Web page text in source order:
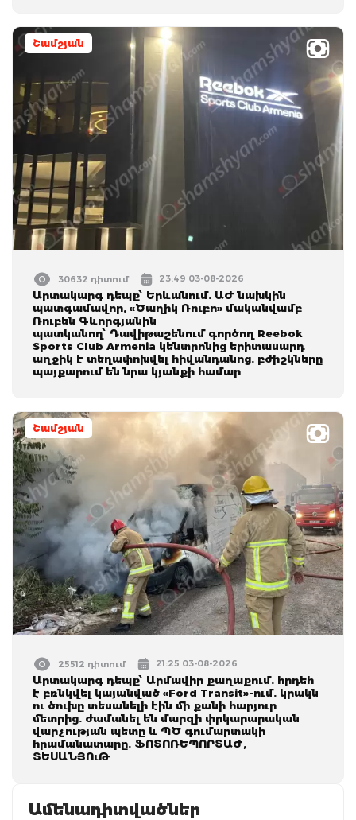
Շամշյան
30632 դիտում 23:49 03-08-2026
Արտակարգ դեպք՝ Երևանում. ԱԺ նախկին
պատգամավոր, «Ծաղիկ Ռուբո» մականվամբ
Ռուբեն Գևորգյանին
պատկանող՝ Դավիթաշենում գործող Reebok
Sports Club Armenia կենտրոնից երիտասարդ
աղջիկ է տեղափոխվել հիվանդանոց. բժիշկները
պայքարում են նրա կյանքի համար
Շամշյան
25512 դիտում 21:25 03-08-2026
Արտակարգ դեպք՝ Արմավիր քաղաքում. հրդեհ
է բռնկվել կայանված «Ford Transit»-ում. կրակն
ու ծուխը տեսանելի էին մի քանի հարյուր
մետրից. ժամանել են մարզի փրկարարական
վարչության պետը և ՊԾ գումարտակի
հրամանատարը. ՖՈՏՈՌԵՊՈՐՏԱԺ,
ՏԵՍԱՆՅՈւԹ
Ամենադիտվածներ